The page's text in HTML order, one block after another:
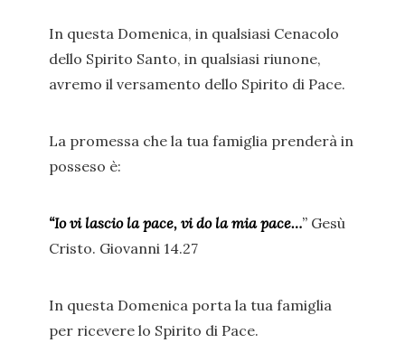
In questa Domenica, in qualsiasi Cenacolo
dello Spirito Santo, in qualsiasi riunone,
avremo il versamento dello Spirito di Pace.
La promessa che la tua famiglia prenderà in
posseso è:
“Io vi lascio la pace, vi do la mia pace…” Gesù
Cristo. Giovanni 14.27
In questa Domenica porta la tua famiglia
per ricevere lo Spirito di Pace.